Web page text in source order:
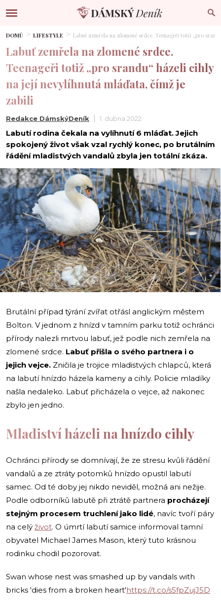
DOMŮ LIFESTYLE Labuť zemřela na zlomené srdce. Teenageři totiž „pro
Labuť zemřela na zlomené srdce.
Teenageři totiž „pro srandu“ házeli cihly
na její nevylíhnutá mláďata, čímž je
zabili
Redakce DámskýDeník 1. dubna 2022
Labutí rodina čekala na vylíhnutí 6 mláďat. Jejich
spokojený život však vzal rychlý konec, po brutálním
řádění mladistvých vandalů zbyla jen totální zkáza.
i
Brutální případ týrání zvířat otřásl anglickým městem
Bolton. V jednom z hnízd v tamním parku totiž ochránci
přírody nalezli mrtvou labuť, jež podle nich zemřela na
zlomené srdce. Labuť přišla o svého partnera i o
jejich vejce. Zničila je trojice mladistvých chlapců, která
na labutí hnízdo házela kameny a cihly. Policie mladíky
našla nedaleko. Labuť přicházela o vejce, až nakonec
zbylo jen jedno.
Mladiství házeli na hnízdo cihly
Ochránci přírody se domnívají, že ze stresu kvůli řádění
vandalů a ze ztráty potomků hnízdo opustil labutí
samec. Od té doby jej nikdo neviděl, možná ani nežije.
Podle odborníků labutě při ztrátě partnera procházejí
stejným procesem truchlení jako lidé, navíc tvoří páry
na celý život. O úmrtí labutí samice informoval tamní
obyvatel Michael James Mason, který tuto krásnou
rodinku chodil pozorovat.
Swan whose nest was smashed up by vandals with
bricks 'dies from a broken heart'https://t.co/s5fpZujJ5D